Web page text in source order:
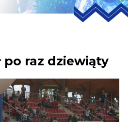
po raz dziewiąty